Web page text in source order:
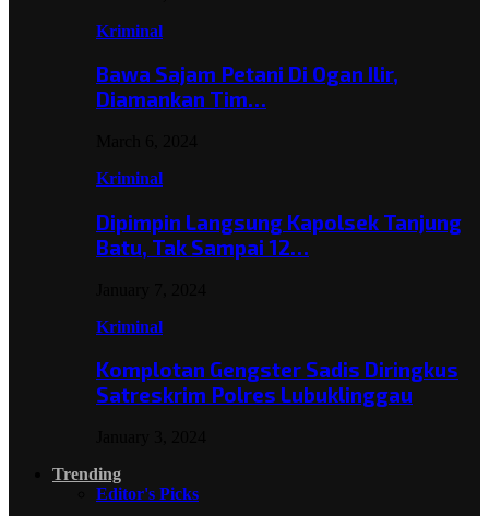
Kriminal
Bawa Sajam Petani Di Ogan Ilir,
Diamankan Tim…
Kriminal
Dipimpin Langsung Kapolsek Tanjung
Batu, Tak Sampai 12…
Kriminal
Komplotan Gengster Sadis Diringkus
Satreskrim Polres Lubuklinggau
Trending
Editor's Picks